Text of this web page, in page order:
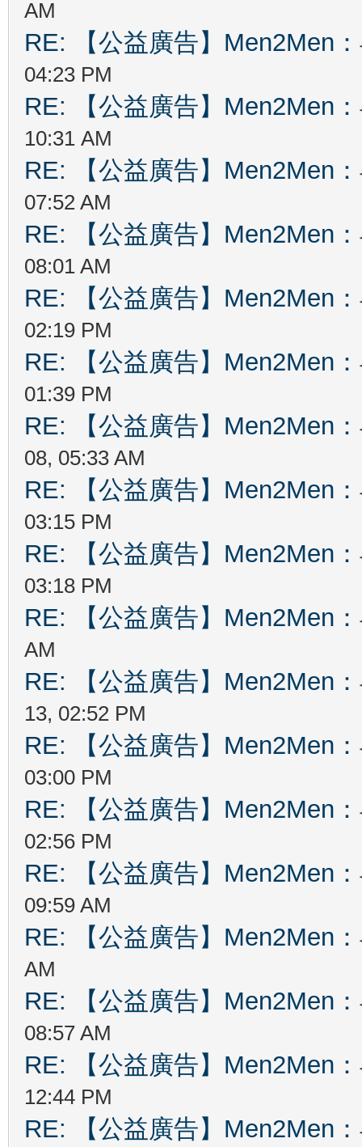
AM
RE: 【公益廣告】Men2Men
04:23 PM
RE: 【公益廣告】Men2Men
10:31 AM
RE: 【公益廣告】Men2Men
07:52 AM
RE: 【公益廣告】Men2Men
08:01 AM
RE: 【公益廣告】Men2Men
02:19 PM
RE: 【公益廣告】Men2Men
01:39 PM
RE: 【公益廣告】Men2Men
08, 05:33 AM
RE: 【公益廣告】Men2Men
03:15 PM
RE: 【公益廣告】Men2Men
03:18 PM
RE: 【公益廣告】Men2Men
AM
RE: 【公益廣告】Men2Men
13, 02:52 PM
RE: 【公益廣告】Men2Men
03:00 PM
RE: 【公益廣告】Men2Men
02:56 PM
RE: 【公益廣告】Men2Men
09:59 AM
RE: 【公益廣告】Men2Men
AM
RE: 【公益廣告】Men2Men
08:57 AM
RE: 【公益廣告】Men2Men
12:44 PM
RE: 【公益廣告】Men2Men